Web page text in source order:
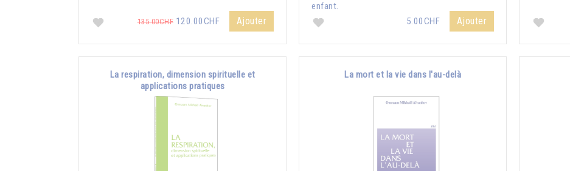
135.00CHF 120.00CHF Ajouter
enfant.
5.00CHF
Ajouter
La respiration, dimension spirituelle et
applications pratiques
La mort et la vie dans l'au-delà